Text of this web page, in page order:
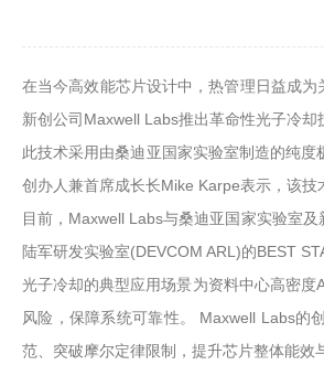
在当今高效能芯片设计中，热管理日益成
新创公司Maxwell Labs推出革命性光子冷
此技术采用由桑迪亚国家实验室制造的纯
创办人兼首席成长长Mike Karpe表示，该
目前，Maxwell Labs与桑迪亚国家实验室
陆军研发实验室(DEVCOM ARL)的BEST
光子冷却的典型应用场景为资料中心高密
风险，保障系统可靠性。 Maxwell Labs的
范、突破摩尔定律限制，提升芯片整体能效